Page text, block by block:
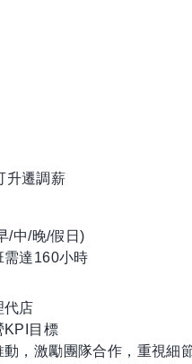
升遷調薪
/中/晚/假日)
需達160小時
代店
KPI目標
，激勵團隊合作，重視細